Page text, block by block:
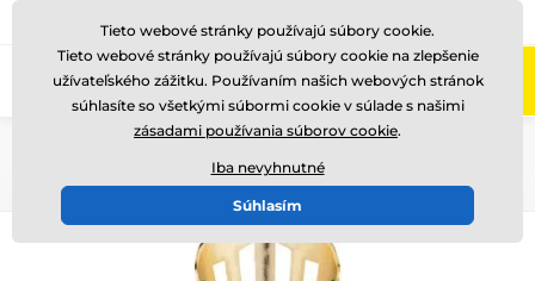
Zavolajte nám (Po-Pi 8-17) +421220255160
Tieto webové stránky používajú súbory cookie.
Tieto webové stránky používajú súbory cookie na zlepšenie
užívateľského zážitku. Používaním našich webových stránok
súhlasíte so všetkými súbormi cookie v súlade s našimi
zásadami používania súborov cookie.
Iba nevyhnutné
Súhlasím